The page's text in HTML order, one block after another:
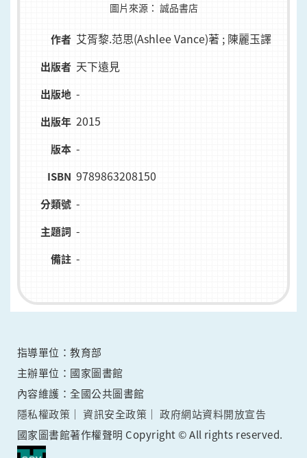
圖片來源： 誠品書店
作者 艾胥黎.范思(Ashlee Vance)著 ; 陳麗玉譯
出版者 天下遠見
出版地 -
出版年 2015
版本 -
ISBN 9789863208150
分類號 -
主題詞 -
備註 -
指導單位：教育部
主辦單位：國家圖書館
內容維護：全國公共圖書館
隱私權政策
資訊安全政策
政府網站資料開放宣告
國家圖書館著作權聲明 Copyright © All rights reserved.